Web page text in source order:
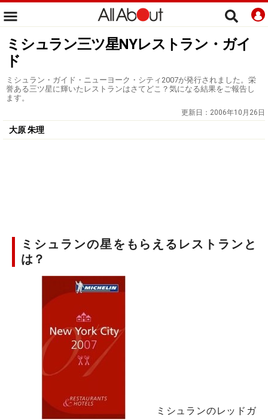
ミシュラン三ツ星NYレストラン・ガイ
ド
ミシュラン・ガイド・ニューヨーク・シティ2007が発行されました。栄
誉ある三ツ星に輝いたレストランはさてどこ？気になる結果をご報告し
ます。
更新日： 2006年10月26日
大原 朱理
ミシュランの星をもらえるレストランと
は？
ミシュランのレッドガ